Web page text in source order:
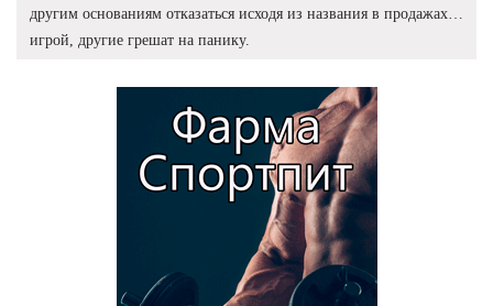
другим основаниям отказаться исходя из названия в продажах…
игрой, другие грешат на панику.